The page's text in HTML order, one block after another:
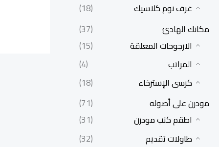
غرف نوم كلاسيك
(18)
مكانك الهادئ
(37)
الارجوحات المعلقة
(15)
المراتب
(4)
كرسى الإسترخاء
(18)
مودرن على أصوله
(71)
اطقم كنب مودرن
(31)
طاولات تقديم
(32)